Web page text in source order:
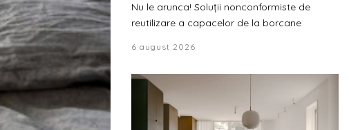
Nu le arunca! Soluții nonconformiste de
reutilizare a capacelor de la borcane
6 august 2026